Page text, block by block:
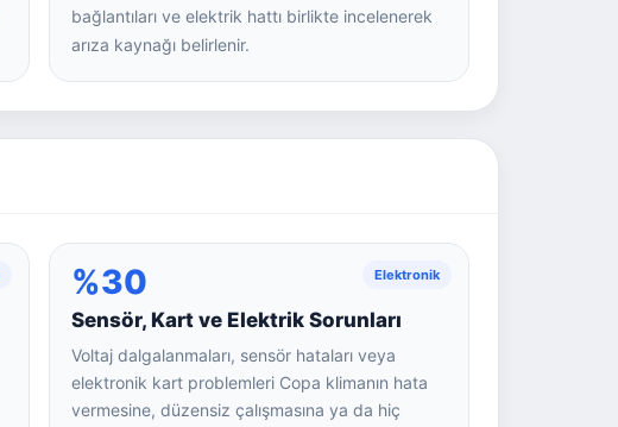
bağlantıları ve elektrik hattı birlikte incelenerek
arıza kaynağı belirlenir.
Elektronik
%30
Sensör, Kart ve Elektrik Sorunları
Voltaj dalgalanmaları, sensör hataları veya
elektronik kart problemleri Copa klimanın hata
vermesine, düzensiz çalışmasına ya da hiç